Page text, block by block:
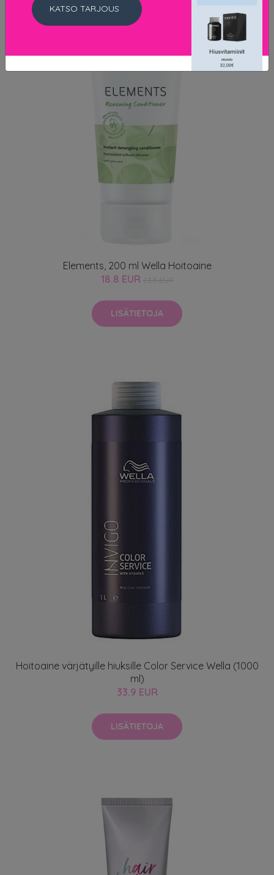
Elements, 200 ml Wella Hoitoaine
18.8 EUR
LISÄTIETOJA
Hoitoaine värjätyille hiuksille Color Service Wella (1000
ml)
33.9 EUR
LISÄTIETOJA
KATSO TARJOUS